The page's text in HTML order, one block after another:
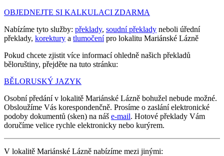
OBJEDNEJTE SI KALKULACI ZDARMA
Nabízíme tyto služby: překlady, soudní překlady neboli úřední
překlady, korektury a tlumočenípro lokalitu Mariánské Lázně
Pokud chcete zjistit více informací ohledně našich překladů
běloruštiny, přejděte na tuto stránku:
BĚLORUSKÝ JAZYK
Osobní předání v lokalitě Mariánské Lázně bohužel nebude možné.
Obsloužíme Vás korespondenčně. Prosíme o zaslání elektronické
podoby dokumentů (sken) na náš e-mail. Hotové překlady Vám
doručíme velice rychle elektronicky nebo kurýrem.
V lokalitě Mariánské Lázně nabízíme mezi jinými: